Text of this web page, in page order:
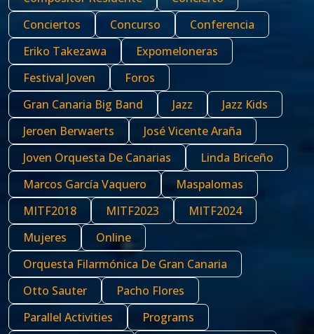
Conciertos
Concurso
Conferencia
Eriko Takezawa
Expomeloneras
Festival Joven
Foros
Gran Canaria Big Band
Jazz
Jazz Kids
Jeroen Berwaerts
José Vicente Araña
Joven Orquesta De Canarias
Linda Briceño
Marcos García Vaquero
Maspalomas
MITF2018
MITF2023
MITF2024
Mujeres
Online
Orquesta Filarmónica De Gran Canaria
Otto Sauter
Pacho Flores
Parallel Activities
Programs